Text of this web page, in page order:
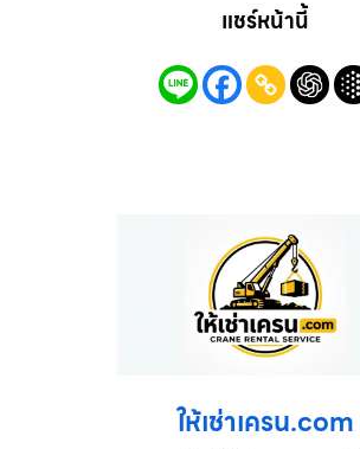
แชร์หน้านี้
ให้เช่าเครน.com